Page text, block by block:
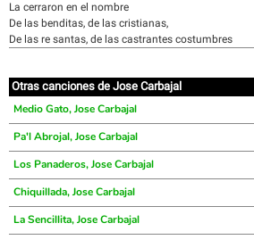
La cerraron en el nombre
De las benditas, de las cristianas,
De las re santas, de las castrantes costumbres
Otras canciones de Jose Carbajal
Medio Gato, Jose Carbajal
Pa'l Abrojal, Jose Carbajal
Los Panaderos, Jose Carbajal
Chiquillada, Jose Carbajal
La Sencillita, Jose Carbajal